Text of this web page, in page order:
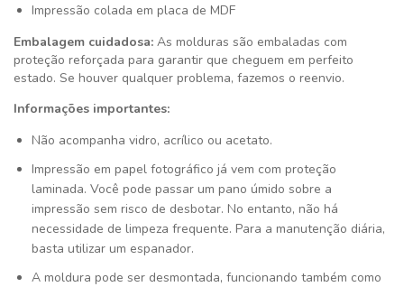
Impressão colada em placa de MDF
Embalagem cuidadosa: As molduras são embaladas com
proteção reforçada para garantir que cheguem em perfeito
estado. Se houver qualquer problema, fazemos o reenvio.
Informações importantes:
Não acompanha vidro, acrílico ou acetato.
Impressão em papel fotográfico já vem com proteção
laminada. Você pode passar um pano úmido sobre a
impressão sem risco de desbotar. No entanto, não há
necessidade de limpeza frequente. Para a manutenção diária,
basta utilizar um espanador.
A moldura pode ser desmontada, funcionando também como